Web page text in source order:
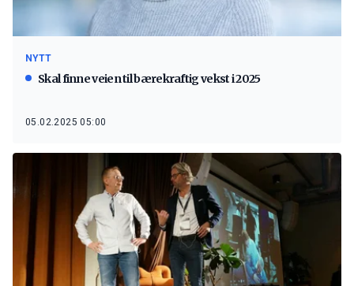
NYTT
Skal finne veien til bærekraftig vekst i 2025
05.02.2025 05:00